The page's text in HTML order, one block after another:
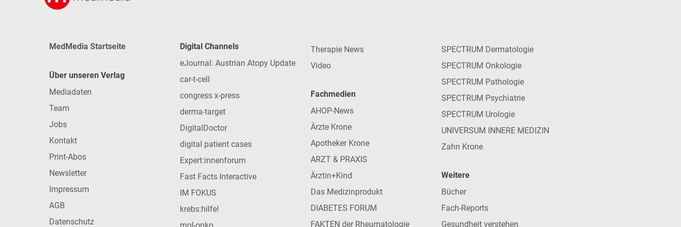
MedMedia Startseite
Über unseren Verlag
Mediadaten
Team
Jobs
Kontakt
Print-Abos
Newsletter
Impressum
AGB
Datenschutz
Digital Channels
eJournal: Austrian Atopy Update
car-t-cell
congress x-press
derma-target
DigitalDoctor
digital patient cases
Expert:innenforum
Fast Facts Interactive
IM FOKUS
krebs:hilfe!
Therapie News
Video
Fachmedien
AHOP-News
Ärzte Krone
Apotheker Krone
ARZT & PRAXIS
Ärztin+Kind
Das Medizinprodukt
DIABETES FORUM
FAKTEN der Rheumatologie
SPECTRUM Dermatologie
SPECTRUM Onkologie
SPECTRUM Pathologie
SPECTRUM Psychiatrie
SPECTRUM Urologie
UNIVERSUM INNERE MEDIZIN
Zahn Krone
Weitere
Bücher
Fach-Reports
Gesundheit verstehen